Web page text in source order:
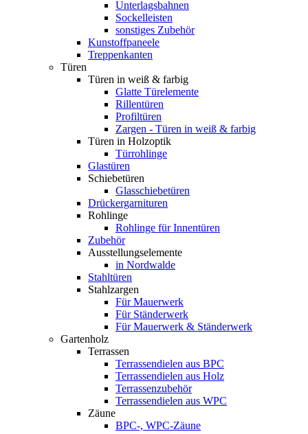
Unterlagsbahnen
Sockelleisten
sonstiges Zubehör
Kunstoffpaneele
Treppenkanten
Türen
Türen in weiß & farbig
Glatte Türelemente
Rillentüren
Profiltüren
Zargen - Türen in weiß & farbig
Türen in Holzoptik
Türrohlinge
Glastüren
Schiebetüren
Glasschiebetüren
Drückergarnituren
Rohlinge
Rohlinge für Innentüren
Zubehör
Ausstellungselemente
in Nordwalde
Stahltüren
Stahlzargen
Für Mauerwerk
Für Ständerwerk
Für Mauerwerk & Ständerwerk
Gartenholz
Terrassen
Terrassendielen aus BPC
Terrassendielen aus Holz
Terrassenzubehör
Terrassendielen aus WPC
Zäune
BPC-, WPC-Zäune